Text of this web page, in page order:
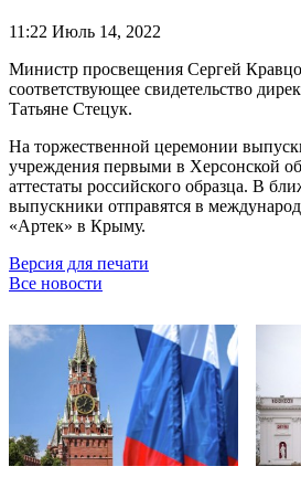
11:22 Июль 14, 2022
Министр просвещения Сергей
соответствующее свидетельство
Татьяне Стецук.
На торжественной церемонии
учреждения первыми в Херсонской
аттестаты российского образца. В
выпускники отправятся в
«Артек» в Крыму.
Версия для печати
Все новости